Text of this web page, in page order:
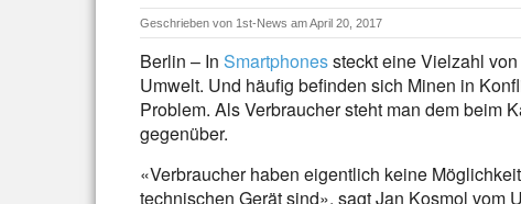
Geschrieben von 1st-News am April 20, 2017
Berlin – In Smartphonessteckt eine Vielzahl
Umwelt. Und häufig befinden sich Minen in
Problem. Als Verbraucher steht man dem beim
gegenüber.
«Verbraucher haben eigentlich keine
technischen Gerät sind», sagt Jan Kosmol vom